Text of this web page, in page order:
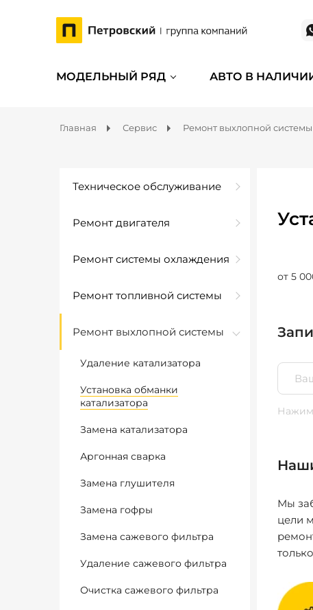
МОДЕЛЬНЫЙ РЯД АВТО В
Главная Сервис Ремонт выхлопной системы
Техническое обслуживание
Ремонт двигателя
Ремонт системы охлаждения
Ремонт топливной системы
Ремонт выхлопной системы
Удаление катализатора
Установка обманки
катализатора
Замена катализатора
Аргонная сварка
Замена глушителя
Замена гофры
Замена сажевого фильтра
Удаление сажевого фильтра
Очистка сажевого фильтра
от 5
Мы
цели